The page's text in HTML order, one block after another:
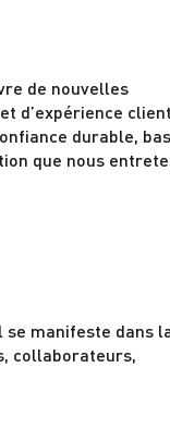
de nouvelles
d’expérience
durable,
que nous
se manifeste dans
collaborateurs,